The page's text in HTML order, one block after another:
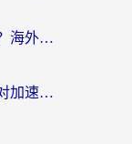
北美玩战双帕弥什加速器有哪些？海外党亲测好用的国服加速指南
在英国打球球大作战总卡顿？选对加速器让你告别延迟（附实测攻略）